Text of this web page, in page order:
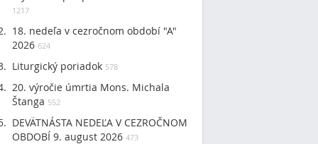
1217
18. nedeľa v cezročnom období "A"
2026 624
Liturgický poriadok 578
20. výročie úmrtia Mons. Michala
Štanga 552
DEVÄTNÁSTA NEDEĽA V CEZROČNOM
OBDOBÍ 9. august 2026 473